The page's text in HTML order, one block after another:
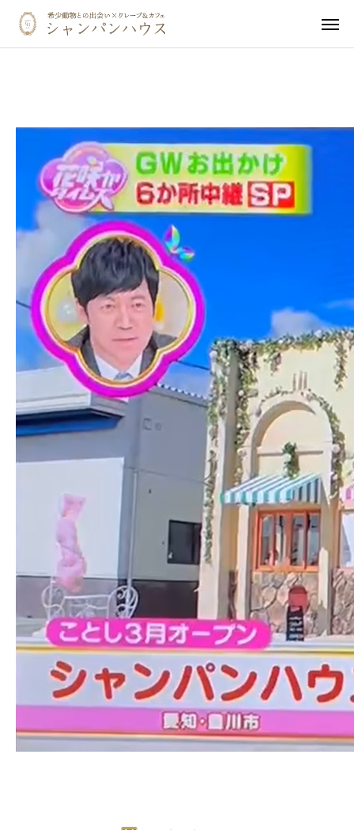
触れ合い体験予約
ご予約確認・キャンセル
カフェメニュー
ペット同伴の方へ
イベント・オフ会
動物ギャラリー
メディア掲載
店舗案内